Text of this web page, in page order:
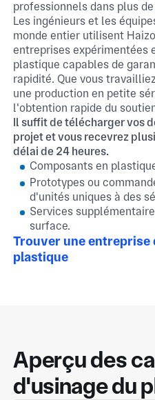
professionnels dans plus
Les ingénieurs et les
monde entier utilisent
entreprises expérimentées
plastique capables de
rapidité. Que vous
une production en petite
l'obtention rapide du
Il suffit de télécharger vos
projet et vous recevrez
délai de 24 heures.
Composants en
Prototypes ou
d'unités uniques à des
Services
surface.
Trouver une entreprise
plastique
Aperçu des
d'usinage du